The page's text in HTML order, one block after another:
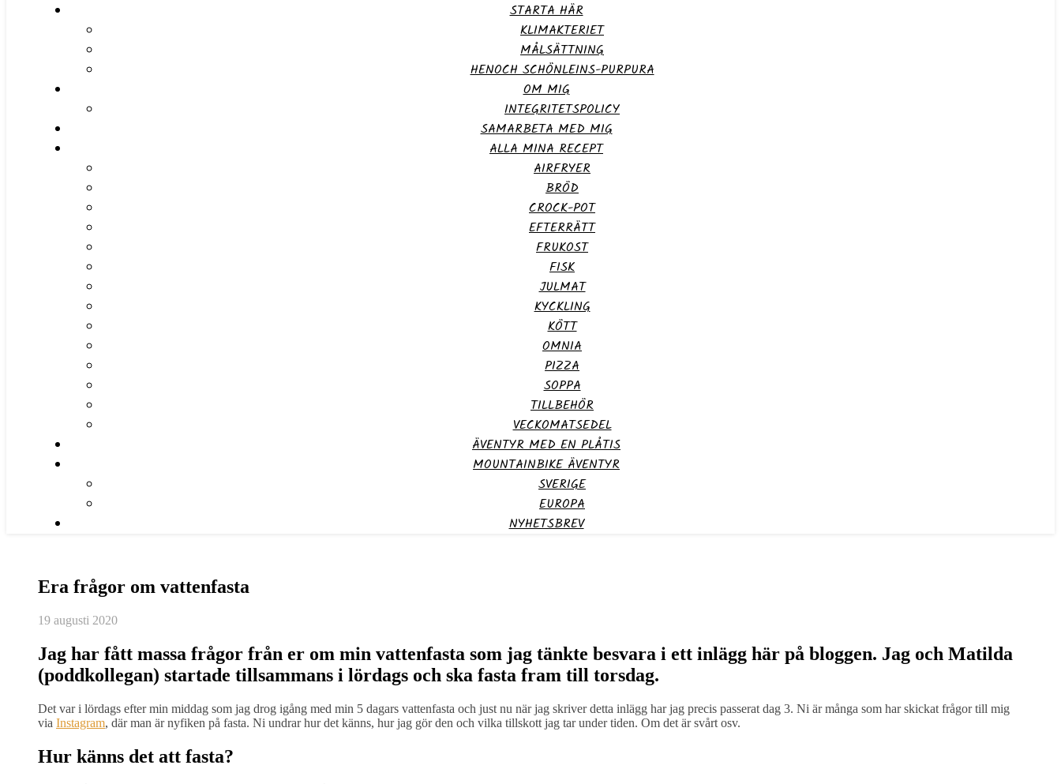
STARTA HÄR
KLIMAKTERIET
MÅLSÄTTNING
HENOCH SCHÖNLEINS-PURPURA
OM MIG
INTEGRITETSPOLICY
SAMARBETA MED MIG
ALLA MINA RECEPT
AIRFRYER
BRÖD
CROCK-POT
EFTERRÄTT
FRUKOST
FISK
JULMAT
KYCKLING
KÖTT
OMNIA
PIZZA
SOPPA
TILLBEHÖR
VECKOMATSEDEL
ÄVENTYR MED EN PLÅTIS
MOUNTAINBIKE ÄVENTYR
SVERIGE
EUROPA
NYHETSBREV
Era frågor om vattenfasta
19 augusti 2020
Jag har fått massa frågor från er om min vattenfasta som jag tänkte besvara i ett inlägg här på bloggen. Jag och Matilda
(poddkollegan) startade tillsammans i lördags och ska fasta fram till torsdag.
Det var i lördags efter min middag som jag drog igång med min 5 dagars vattenfasta och just nu när jag skriver detta inlägg har jag precis passerat dag 3. Ni är många som har skickat frågor till mig
via Instagram, där man är nyfiken på fasta. Ni undrar hur det känns, hur jag gör den och vilka tillskott jag tar under tiden. Om det är svårt osv.
Hur känns det att fasta?